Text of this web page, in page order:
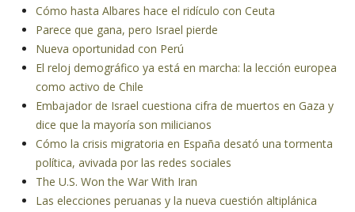
Cómo hasta Albares hace el ridículo con Ceuta
Parece que gana, pero Israel pierde
Nueva oportunidad con Perú
El reloj demográfico ya está en marcha: la lección europea
como activo de Chile
Embajador de Israel cuestiona cifra de muertos en Gaza y
dice que la mayoría son milicianos
Cómo la crisis migratoria en España desató una tormenta
política, avivada por las redes sociales
The U.S. Won the War With Iran
Las elecciones peruanas y la nueva cuestión altiplánica